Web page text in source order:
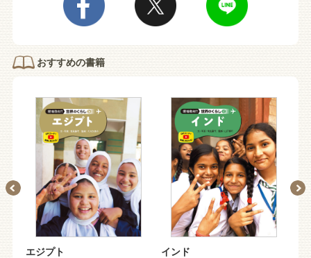
おすすめの書籍
エジプト インド